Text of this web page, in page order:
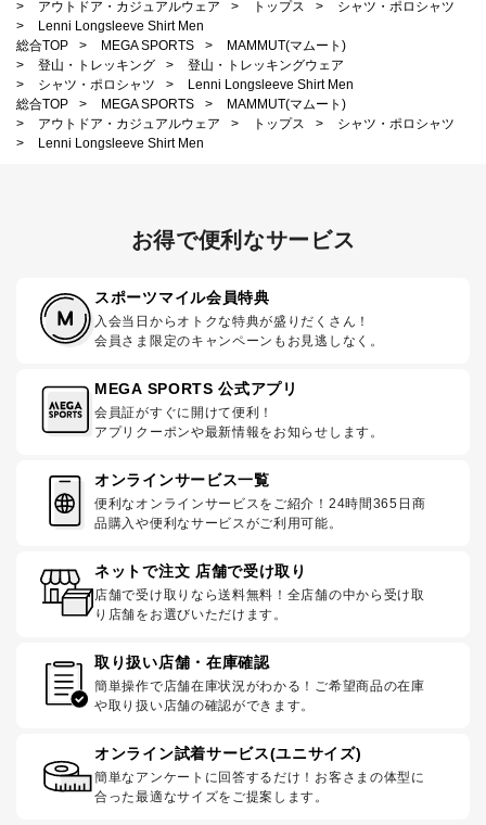
>
アウトドア・カジュアルウェア > トップス >
シャツ・ポロシャツ
>
Lenni Longsleeve Shirt Men
総合TOP
> MEGA SPORTS >
MAMMUT(マムート)
>
登山・トレッキング >
登山・トレッキングウェア
>
シャツ・ポロシャツ >
Lenni Longsleeve Shirt Men
総合TOP
> MEGA SPORTS >
MAMMUT(マムート)
>
アウトドア・カジュアルウェア > トップス >
シャツ・ポロシャツ
>
Lenni Longsleeve Shirt Men
お得で便利なサービス
スポーツマイル会員特典
入会当日からオトクな特典が盛りだくさん！
会員さま限定のキャンペーンもお見逃しなく。
MEGA SPORTS 公式アプリ
会員証がすぐに開けて便利！
アプリクーポンや最新情報をお知らせします。
オンラインサービス一覧
便利なオンラインサービスをご紹介！24時間365日商
品購入や便利なサービスがご利用可能。
ネットで注文 店舗で受け取り
店舗で受け取りなら送料無料！全店舗の中から受け取
り店舗をお選びいただけます。
取り扱い店舗・在庫確認
簡単操作で店舗在庫状況がわかる！ご希望商品の在庫
や取り扱い店舗の確認ができます。
オンライン試着サービス(ユニサイズ)
簡単なアンケートに回答するだけ！お客さまの体型に
合った最適なサイズをご提案します。